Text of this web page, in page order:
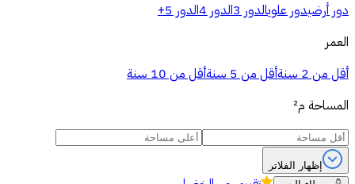
دور أرضيدور علويالدور 3 الدور 4 الدور 5+
العمر
أقل من 2 سنة
أقل من 5 سنة
أقل من 10 سنة
المساحة م²
إظهار الفلاتر